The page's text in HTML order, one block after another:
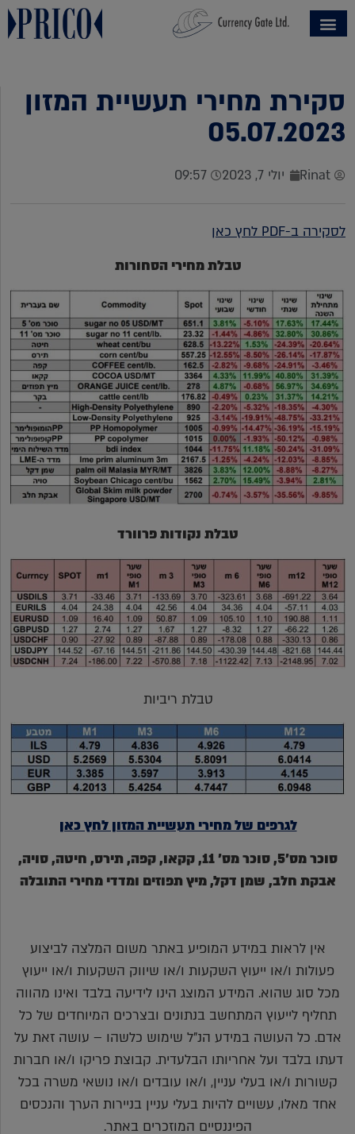
סקירת מחירי תעשיית המזון
05.07.2023
Rinat יולי 7, 2023 09:57
לסקירה ב-PDF לחץ כאן
טבלת מחירי הסחורות
טבלת נקודות פרוורד
טבלת ריביות
לגרפים של מחירי תעשיית המזון לחץ כאן
סוכר מס'5, סוכר מס' 11, קקאו, קפה, תירס, חיטה, סויה,
אבקת חלב, שמן דקל, מיץ תפוזים ומדדי מחירי התובלה
אין לראות במידע המופיע באתר משום המלצה לביצוע
פעולות ו/או ייעוץ השקעות ו/או שיווק השקעות ו/או ייעוץ
מכל סוג שהוא. המידע המוצג הינו לידיעה בלבד ואינו מהווה
תחליף לייעוץ המתחשב בנתונים ובצרכים המיוחדים של כל
אדם. כל העושה במידע הנ"ל שימוש כלשהו – עושה זאת על
דעתו בלבד ועל אחריותו הבלעדית. קבוצת פריקו ו/או חברות
קשורות ו/או בעלי עניין, ו/או עובדים ו/או נושאי משרה בכל
אחד מאלו, עשויים להיות בעלי עניין בניירות הערך והנכסים
הפיננסיים המוזכרים באתר.